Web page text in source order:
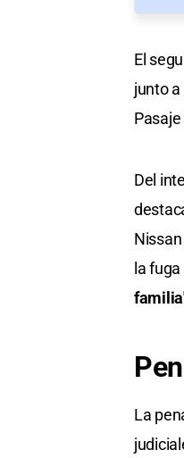
El
junto
Del
la
La